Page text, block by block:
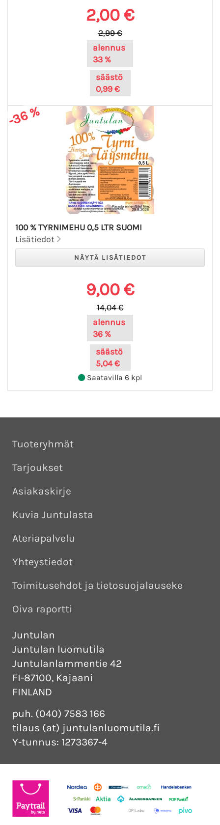
2,00 €
2,99 €
alennus
33 %
säästö
0,99 €
-36 %
100 % TYRNIMEHU 0,5 LTR SUOMI
Lisätiedot
9,00 €
14,04 €
alennus
36 %
säästö
5,04 €
Saatavilla 6 kpl
Tuoteryhmät
Tarjoukset
Asiakaskirje
Kuvia Juntulasta
Ateriapalvelu
Yhteystiedot
Toimitusehdot ja tietosuojalauseke
Oiva raportti
Juntulan
Juntulan luomutila
Juntulanlammentie 42
FI-87100, Kajaani
FINLAND
puh. (040) 7583 166
tilaus (at) juntulanluomutila.fi
Y-tunnus: 1273367-4